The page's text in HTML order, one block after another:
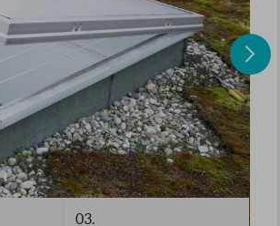
03.
Next